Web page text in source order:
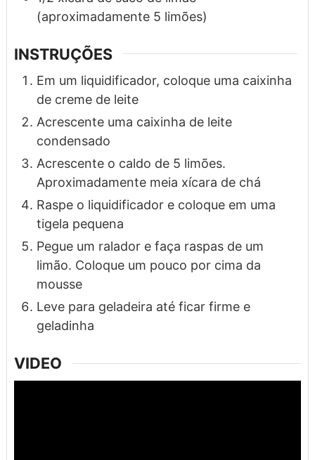
(aproximadamente 5 limões)
INSTRUÇÕES
Em um liquidificador, coloque uma caixinha
de creme de leite
Acrescente uma caixinha de leite
condensado
Acrescente o caldo de 5 limões.
Aproximadamente meia xícara de chá
Raspe o liquidificador e coloque em uma
tigela pequena
Pegue um ralador e faça raspas de um
limão. Coloque um pouco por cima da
mousse
Leve para geladeira até ficar firme e
geladinha
VIDEO